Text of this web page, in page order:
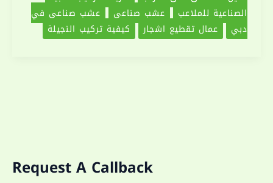
الصناعية للملاعب
عشب صناعي
عشب صناعي في
دبي
عمال تقطيع اشجار كيفية تركيب النجيلة
Request A Callback